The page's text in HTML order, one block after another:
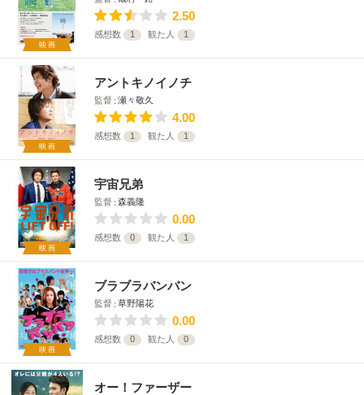
映画
2.50
感想数 1 観た人 1
映画
アントキノイノチ
監督 瀬々敬久
4.00
感想数 1 観た人 1
映画
宇宙兄弟
監督 森義隆
0.00
感想数 0 観た人 1
映画
ブラブラバンバン
監督 草野陽花
0.00
感想数 0 観た人 0
オー！ファーザー